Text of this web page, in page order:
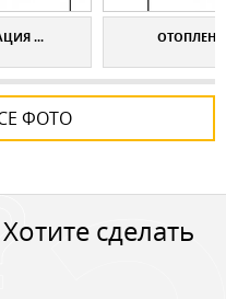
...
ФОТО
сделать